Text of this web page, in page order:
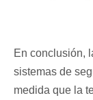
En conclusión,
sistemas de
medida que la